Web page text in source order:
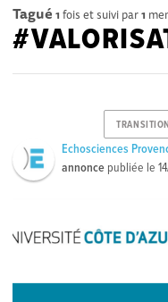
Tagué 1 fois et suivi par1
TRANSITION
Echosciences
annonce publiée le